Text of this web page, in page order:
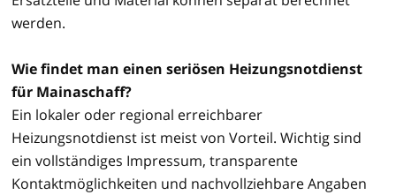
werden.
Wie findet man einen seriösen Heizungsnotdienst
für Mainaschaff?
Ein lokaler oder regional erreichbarer
Heizungsnotdienst ist meist von Vorteil. Wichtig sind
ein vollständiges Impressum, transparente
Kontaktmöglichkeiten und nachvollziehbare Angaben